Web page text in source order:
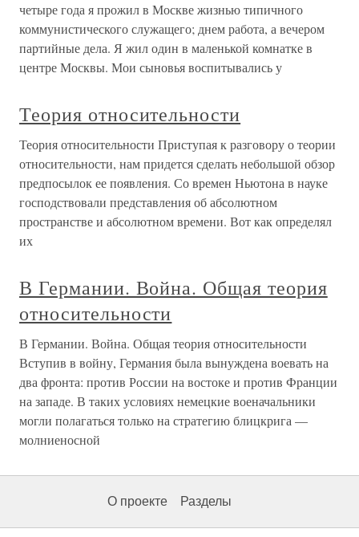
четыре года я прожил в Москве жизнью типичного
коммунистического служащего; днем работа, а вечером
партийные дела. Я жил один в маленькой комнатке в
центре Москвы. Мои сыновья воспитывались у
Теория относительности
Теория относительности Приступая к разговору о теории
относительности, нам придется сделать небольшой обзор
предпосылок ее появления. Со времен Ньютона в науке
господствовали представления об абсолютном
пространстве и абсолютном времени. Вот как определял
их
В Германии. Война. Общая теория
относительности
В Германии. Война. Общая теория относительности
Вступив в войну, Германия была вынуждена воевать на
два фронта: против России на востоке и против Франции
на западе. В таких условиях немецкие военачальники
могли полагаться только на стратегию блицкрига —
молниеносной
О проекте Разделы